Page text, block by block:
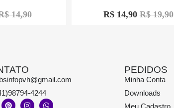
14,90
0
de
R$19,90
R$14,90
4244
PEDIDOS
Minha Conta
Downloads